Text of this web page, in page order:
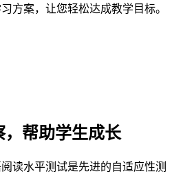
方案，让您轻松达成教学目标。
，帮助学生成长
阅读水平测试是先进的自适应性测